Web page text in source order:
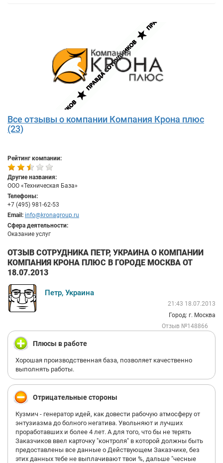
Все отзывы о компании Компания Крона плюс
(23)
Рейтинг компании:
Другие названия:
ООО «Техническая База»
Телефоны:
+7 (495) 981-62-53
Email: info@kronagroup.ru
Сфера деятельности:
Оказание услуг
ОТЗЫВ СОТРУДНИКА ПЕТР, УКРАИНА О КОМПАНИИ
КОМПАНИЯ КРОНА ПЛЮС В ГОРОДЕ МОСКВА ОТ
18.07.2013
Петр, Украина
21:43 18.07.2013
Город: г. Москва
Отзыв №148866
Плюсы в работе
Хорошая производственная база, позволяет качественно
выполнять работы.
Отрицательные стороны
Кузмич - генератор идей, как довести рабочую атмосферу от
энтузиазма до болного негатива. Увольняют и лучших
проработавших и более 4 лет. А для того, что бы не терять
Заказчиков ввел карточку "контроля" в которой должны быть
предоставлены все данные о Действующем Заказчике, без
этих данных тебе не выплачивают твои %, дальше "чесные